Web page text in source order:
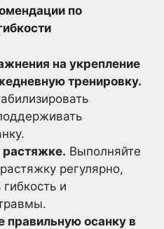
по
на укрепление
тренировку.
растяжке. Выполняйте
регулярно,
и
правильную осанку в